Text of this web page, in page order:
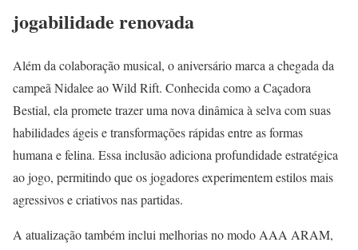
jogabilidade renovada
Além da colaboração musical, o aniversário marca a chegada da
campeã Nidalee ao Wild Rift. Conhecida como a Caçadora
Bestial, ela promete trazer uma nova dinâmica à selva com suas
habilidades ágeis e transformações rápidas entre as formas
humana e felina. Essa inclusão adiciona profundidade estratégica
ao jogo, permitindo que os jogadores experimentem estilos mais
agressivos e criativos nas partidas.
A atualização também inclui melhorias no modo AAA ARAM,